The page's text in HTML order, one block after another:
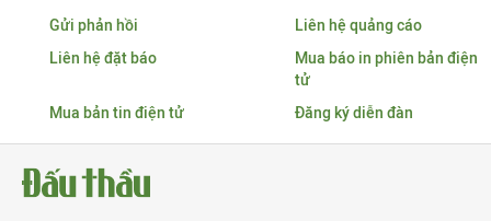
Gửi phản hồi
Liên hệ quảng cáo
Liên hệ đặt báo
Mua báo in phiên bản điện
tử
Mua bản tin điện tử
Đăng ký diễn đàn